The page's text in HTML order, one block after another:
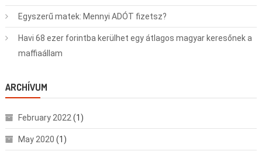
Egyszerű matek: Mennyi ADÓT fizetsz?
Havi 68 ezer forintba kerülhet egy átlagos magyar keresőnek a
maffiaállam
ARCHÍVUM
February 2022 (1)
May 2020 (1)